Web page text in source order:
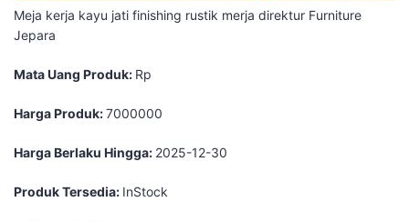
Meja kerja kayu jati finishing rustik merja direktur Furniture
Jepara
Mata Uang Produk: Rp
Harga Produk:7000000
Harga Berlaku Hingga: 2025-12-30
Produk Tersedia: InStock